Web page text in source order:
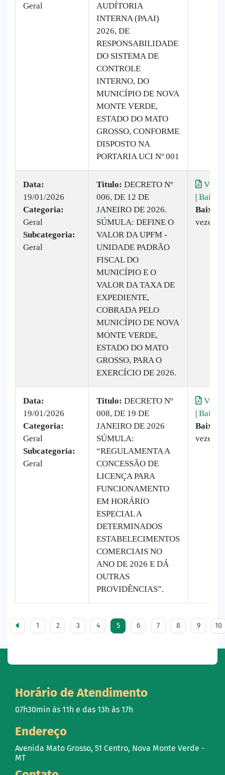
Geral
AUDÍTORIA
INTERNA (PAAI)
2026, DE
RESPONSABILIDADE
DO SISTEMA DE
CONTROLE
INTERNO, DO
MUNICÍPIO DE NOVA
MONTE VERDE,
ESTADO DO MATO
GROSSO, CONFORME
DISPOSTO NA
PORTARIA UCI Nº 001
Data:
19/01/2026
Categoria:
Geral
Subcategoria:
Geral
Titulo: DECRETO Nº
006, DE 12 DE
JANEIRO DE 2026.
SÚMULA: DEFINE O
VALOR DA UPFM -
UNIDADE PADRÃO
FISCAL DO
MUNICÍPIO E O
VALOR DA TAXA DE
EXPEDIENTE,
COBRADA PELO
MUNICÍPIO DE NOVA
MONTE VERDE,
ESTADO DO MATO
GROSSO, PARA O
EXERCÍCIO DE 2026.
| Baixar
vezes
Data:
19/01/2026
Categoria:
Geral
Subcategoria:
Geral
Titulo: DECRETO Nº
008, DE 19 DE
JANEIRO DE 2026
SÚMULA:
“REGULAMENTA A
CONCESSÃO DE
LICENÇA PARA
FUNCIONAMENTO
EM HORÁRIO
ESPECIAL A
DETERMINADOS
ESTABELECIMENTOS
COMERCIAIS NO
ANO DE 2026 E DÁ
OUTRAS
PROVIDÊNCIAS”.
| Baixar
vezes
1 2 3 4 5 6 7 8 9 10
Horário de Atendimento
07h30min às 11h e das 13h às 17h
Endereço
Avenida Mato Grosso, 51 Centro, Nova Monte Verde -
MT